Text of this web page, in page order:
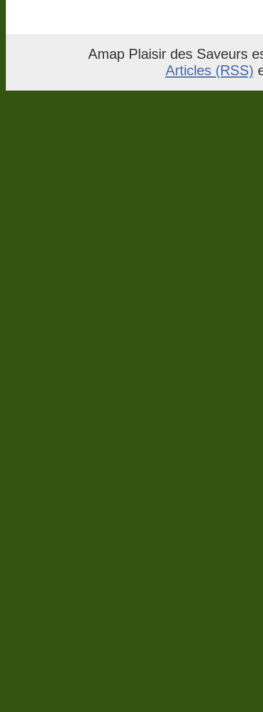
Amap Plaisir des Saveurs
Articles (RSS)